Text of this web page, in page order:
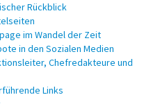
Rückblick
im Wandel der Zeit
in den Sozialen Medien
Chefredakteure und
Links